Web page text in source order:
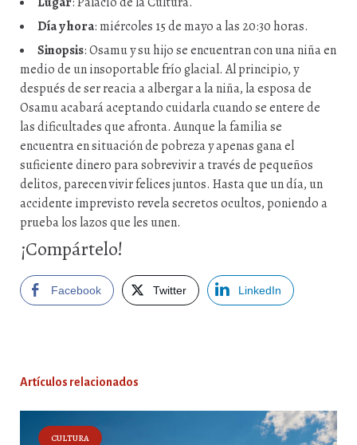
Día y hora: miércoles 15 de mayo a las 20:30 horas.
Sinopsis: Osamu y su hijo se encuentran con una niña en
medio de un insoportable frío glacial. Al principio, y
después de ser reacia a albergar a la niña, la esposa de
Osamu acabará aceptando cuidarla cuando se entere de
las dificultades que afronta. Aunque la familia se
encuentra en situación de pobreza y apenas gana el
suficiente dinero para sobrevivir a través de pequeños
delitos, parecen vivir felices juntos. Hasta que un día, un
accidente imprevisto revela secretos ocultos, poniendo a
prueba los lazos que les unen.
¡Compártelo!
Facebook Twitter LinkedIn
Artículos relacionados
CULTURA